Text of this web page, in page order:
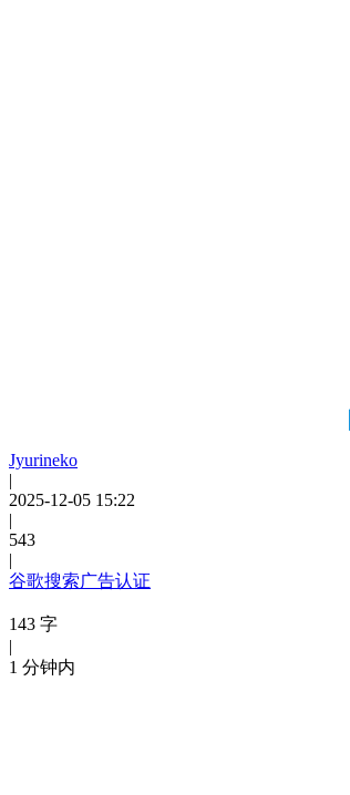
Jyurineko
|
2025-12-05 15:22
|
543
|
谷歌搜索广告认证
143 字
|
1 分钟内